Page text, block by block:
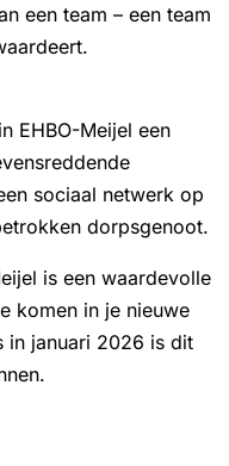
een team – een team
EHBO-Meijel een
sociaal netwerk op
dorpsgenoot.
is een waardevolle
komen in je nieuwe
in januari 2026 is dit